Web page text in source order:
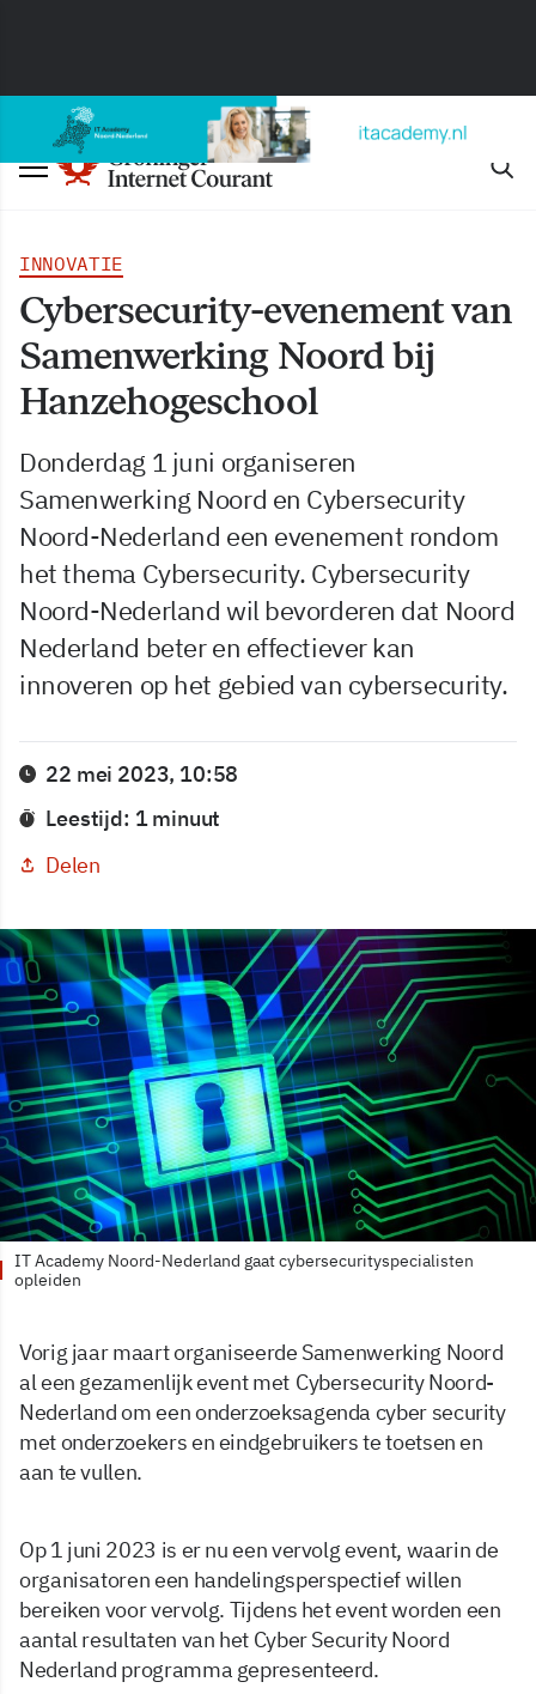
INNOVATIE
Cybersecurity-evenement van
Samenwerking Noord bij
Hanzehogeschool
Donderdag 1 juni organiseren
Samenwerking Noord en Cybersecurity
Noord-Nederland een evenement rondom
het thema Cybersecurity. Cybersecurity
Noord-Nederland wil bevorderen dat Noord
Nederland beter en effectiever kan
innoveren op het gebied van cybersecurity.
22 mei 2023, 10:58
Leestijd: 1 minuut
Delen
IT Academy Noord-Nederland gaat cybersecurityspecialisten
opleiden
Vorig jaar maart organiseerde Samenwerking Noord
al een gezamenlijk event met Cybersecurity Noord-
Nederland om een onderzoeksagenda cyber security
met onderzoekers en eindgebruikers te toetsen en
aan te vullen.
Op 1 juni 2023 is er nu een vervolg event, waarin de
organisatoren een handelingsperspectief willen
bereiken voor vervolg. Tijdens het event worden een
aantal resultaten van het Cyber Security Noord
Nederland programma gepresenteerd.